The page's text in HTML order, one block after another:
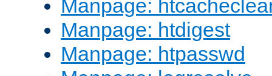
Manpage:
Manpage: htdigest
Manpage: htpasswd